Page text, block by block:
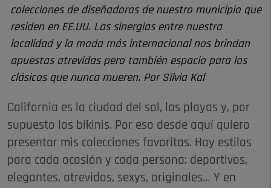
colecciones de diseñadoras de nuestro municipio que
residen en EE.UU. Las sinergias entre nuestra
localidad y la moda más internacional nos brindan
apuestas atrevidas pero también espacio para los
clásicos que nunca mueren. Por Silvia Kal
California es la ciudad del sol, las playas y, por
supuesto los bikinis. Por eso desde aquí quiero
presentar mis colecciones favoritas. Hay estilos
para cada ocasión y cada persona: deportivos,
elegantes, atrevidos, sexys, originales… Y en